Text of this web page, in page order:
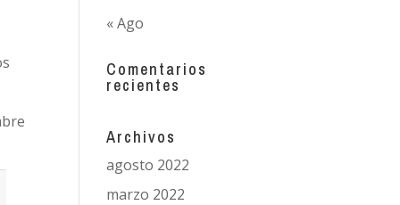
« Ago
Comentarios
recientes
Archivos
agosto 2022
marzo 2022